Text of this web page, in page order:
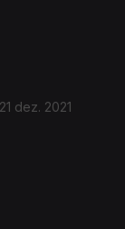
21 dez. 2021